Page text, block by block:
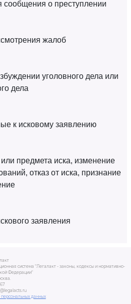
сообщения о преступлении
жалоб
уголовного дела или
дела
к исковому заявлению
предмета иска, изменение
отказ от иска, признание
заявления
система "Легалакт - законы, кодексы и нормативно-
Федерации"
данных